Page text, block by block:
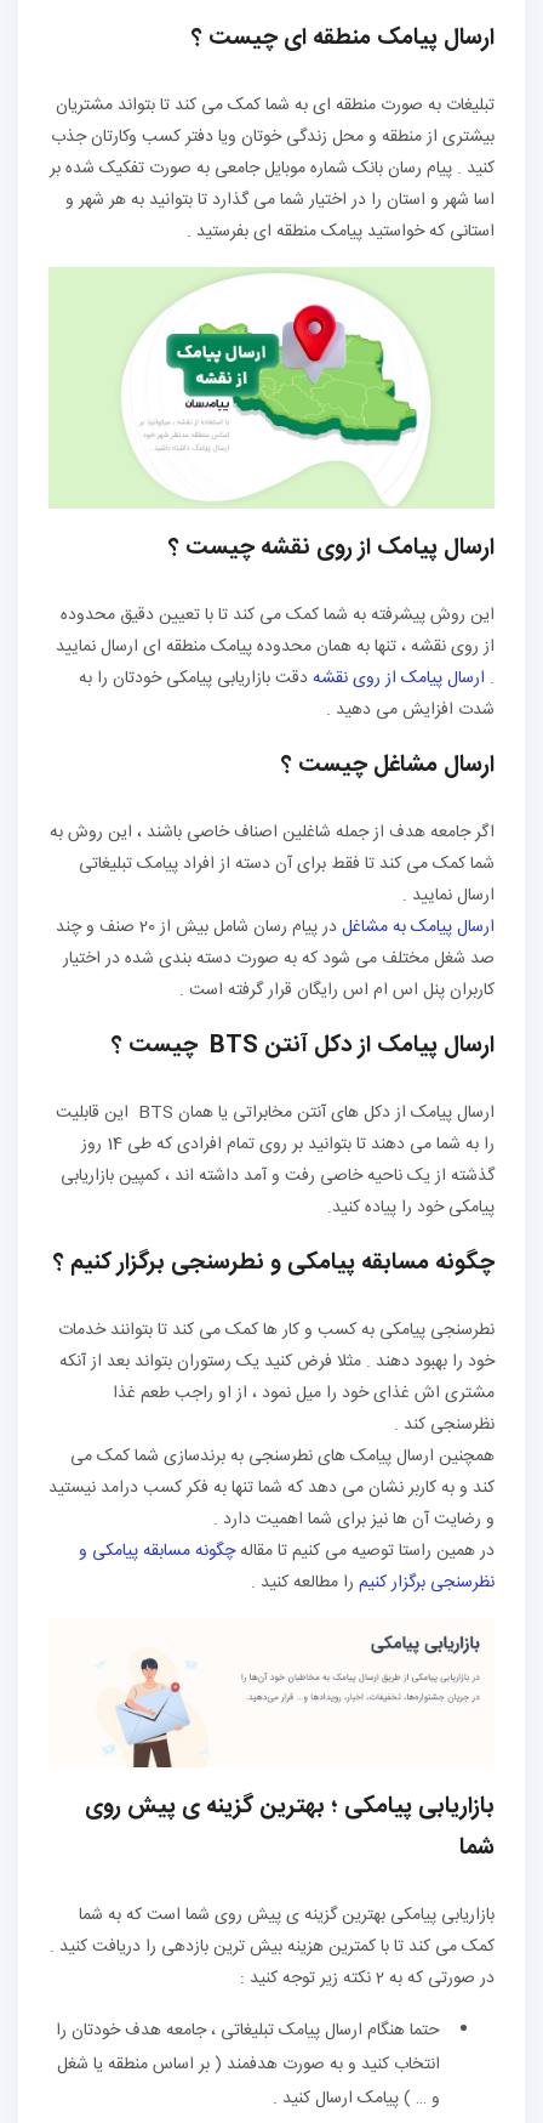
ارسال پیامک منطقه ای چیست ؟
تبلیغات به صورت منطقه ای به شما کمک می کند تا بتواند مشتریان
بیشتری از منطقه و محل زندگی خوتان ویا دفتر کسب وکارتان جذب
کنید . پیام رسان بانک شماره موبایل جامعی به صورت تفکیک شده بر
اسا شهر و استان را در اختیار شما می گذارد تا بتوانید به هر شهر و
استانی که خواستید پیامک منطقه ای بفرستید .
ارسال پیامک از روی نقشه چیست ؟
این روش پیشرفته به شما کمک می کند تا با تعیین دقیق محدوده
از روی نقشه ، تنها به همان محدوده پیامک منطقه ای ارسال نمایید
. ارسال پیامک از روی نقشهدقت بازاریابی پیامکی خودتان را به
شدت افزایش می دهید .
ارسال مشاغل چیست ؟
اگر جامعه هدف از جمله شاغلین اصناف خاصی باشند ، این روش به
شما کمک می کند تا فقط برای آن دسته از افراد پیامک تبلیغاتی
ارسال نمایید .
ارسال پیامک به مشاغل
در پیام رسان شامل بیش از 20 صنف و چند
صد شغل مختلف می شود که به صورت دسته بندی شده در اختیار
کاربران پنل اس ام اس رایگان قرار گرفته است .
ارسال پیامک از دکل آنتن BTS چیست ؟
ارسال پیامک از دکل های آنتن مخابراتی یا همان BTS این قابلیت
را به شما می دهند تا بتوانید بر روی تمام افرادی که طی 14 روز
گذشته از یک ناحیه خاصی رفت و آمد داشته اند ، کمپین بازاریابی
پیامکی خود را پیاده کنید.
چگونه مسابقه پیامکی و نطرسنجی برگزار کنیم ؟
نطرسنجی پیامکی به کسب و کار ها کمک می کند تا بتوانند خدمات
خود را بهبود دهند . مثلا فرض کنید یک رستوران بتواند بعد از آنکه
مشتری اش غذای خود را میل نمود ، از او راجب طعم غذا
نظرسنجی کند .
همچنین ارسال پیامک های نطرسنجی به برندسازی شما کمک می
کند و به کاربر نشان می دهد که شما تنها به فکر کسب درامد نیستید
و رضایت آن ها نیز برای شما اهمیت دارد .
در همین راستا توصیه می کنیم تا مقالهچگونه مسابقه پیامکی و
نظرسنجی برگزار کنیم را مطالعه کنید .
بازاریابی پیامکی ؛ بهترین گزینه ی پیش روی
شما
بازاریابی پیامکی بهترین گزینه ی پیش روی شما است که به شما
کمک می کند تا با کمترین هزینه بیش ترین بازدهی را دریافت کنید .
در صورتی که به 2 نکته زیر توجه کنید :
حتما هنگام ارسال پیامک تبلیغاتی ، جامعه هدف خودتان را
انتخاب کنید و به صورت هدفمند ( بر اساس منطقه یا شغل
و … ) پیامک ارسال کنید .